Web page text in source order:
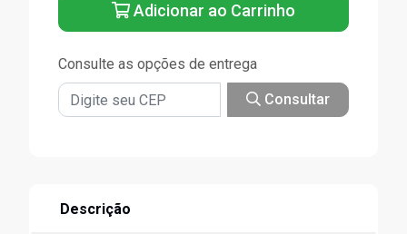
Adicionar ao Carrinho
Consulte as opções de entrega
Consultar
Descrição